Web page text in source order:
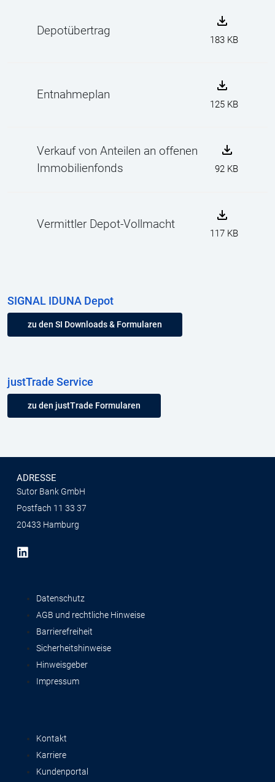
Depotübertrag
183 KB
Entnahmeplan
125 KB
Verkauf von Anteilen an offenen
Immobilienfonds
92 KB
Vermittler Depot-Vollmacht
117 KB
SIGNAL IDUNA Depot
zu den SI Downloads & Formularen
justTrade Service
zu den justTrade Formularen
ADRESSE
Sutor Bank GmbH
Postfach 11 33 37
20433 Hamburg
Datenschutz
AGB und rechtliche Hinweise
Barrierefreiheit
Sicherheitshinweise
Hinweisgeber
Impressum
Kontakt
Karriere
Kundenportal